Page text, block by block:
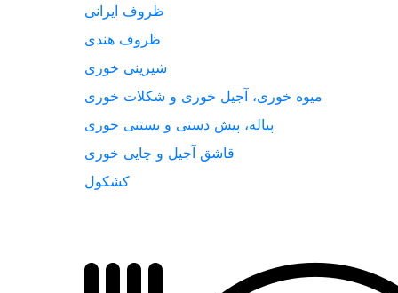
ظروف ایرانی
ظروف هندی
شیرینی خوری
میوه خوری، آجیل خوری و شکلات خوری
پیاله، پیش دستی و بستنی خوری
قاشق آجیل و چایی خوری
کشکول